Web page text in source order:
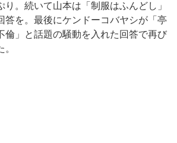
り。続いて山本は「制服はふんどし」
答を。最後にケンドーコバヤシが「亭
倫」と話題の騒動を入れた回答で再び